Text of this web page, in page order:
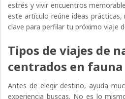
estrés y vivir encuentros
este artículo reúne ideas
clave para perfilar tu próximo viaje
Tipos de viajes de
centrados en fauna
Antes de elegir destino, ayuda
experiencia buscas. No es lo